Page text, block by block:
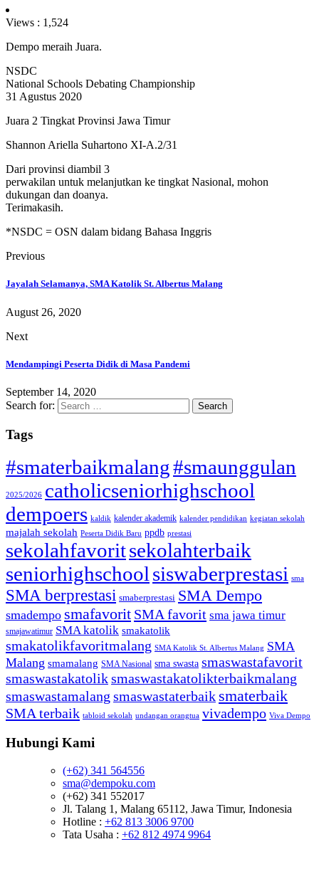
Views : 1,524
Dempo meraih Juara.
NSDC
National Schools Debating Championship
31 Agustus 2020
Juara 2 Tingkat Provinsi Jawa Timur
Shannon Ariella Suhartono XI-A.2/31
Dari provinsi diambil 3
perwakilan untuk melanjutkan ke tingkat Nasional, mohon
dukungan dan doanya.
Terimakasih.
*NSDC = OSN dalam bidang Bahasa Inggris
Previous
Jayalah Selamanya, SMA Katolik St. Albertus Malang
August 26, 2020
Next
Mendampingi Peserta Didik di Masa Pandemi
September 14, 2020
Search for:
Tags
#smaterbaikmalang#smaunggulan
2025/2026 catholicseniorhighschool
dempoers kaldik kalender akademik kalender pendidikan kegiatan sekolah
majalah sekolah Peserta Didik Baru ppdb prestasi
sekolahfavoritsekolahterbaik
seniorhighschool siswaberprestasi sma
SMA berprestasi smaberprestasi SMA Dempo
smadempo smafavorit SMA favorit sma jawa timur
smajawatimur SMA katolik smakatolik
smakatolikfavoritmalang SMA Katolik St. Albertus Malang SMA
Malang smamalang SMA Nasional sma swasta smaswastafavorit
smaswastakatoliksmaswastakatolikterbaikmalang
smaswastamalang smaswastaterbaik smaterbaik
SMA terbaik tabloid sekolah undangan orangtua vivadempo Viva Dempo
Hubungi Kami
(+62) 341 564556
sma@dempoku.com
(+62) 341 552017
Jl. Talang 1, Malang 65112, Jawa Timur, Indonesia
Hotline : +62 813 3006 9700
Tata Usaha : +62 812 4974 9964